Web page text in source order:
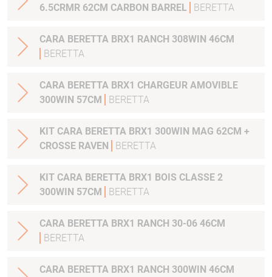
6.5CRMR 62CM CARBON BARREL
BERETTA
CARA BERETTA BRX1 RANCH 308WIN 46CM
BERETTA
CARA BERETTA BRX1 CHARGEUR AMOVIBLE
300WIN 57CM
BERETTA
KIT CARA BERETTA BRX1 300WIN MAG 62CM +
CROSSE RAVEN
BERETTA
KIT CARA BERETTA BRX1 BOIS CLASSE 2
300WIN 57CM
BERETTA
CARA BERETTA BRX1 RANCH 30-06 46CM
BERETTA
CARA BERETTA BRX1 RANCH 300WIN 46CM